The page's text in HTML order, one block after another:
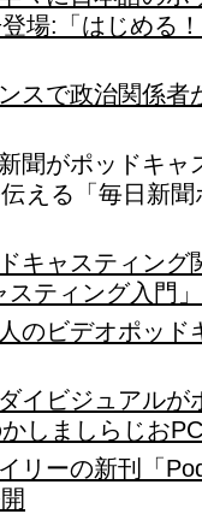
場:「はじめる
スで政治関係者
聞がポッドキャ
える「毎日新
キャスティング
ティング入門」
のビデオポッド
イビジュアルが
かしましらじお
リーの新刊「